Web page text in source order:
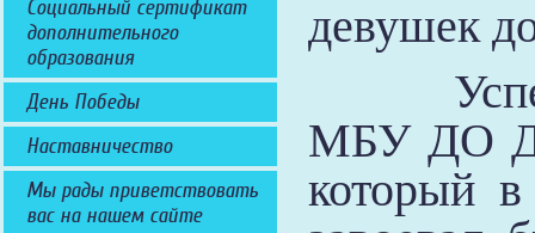
Социальный сертификат
дополнительного
образования
День Победы
Наставничество
Мы рады приветствовать
вас на нашем сайте
девушек
МБУ ДО
который